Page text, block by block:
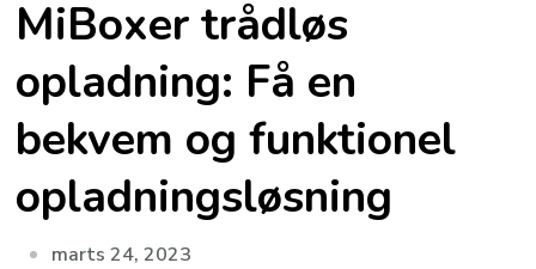
MiBoxer trådløs
opladning: Få en
bekvem og funktionel
opladningsløsning
marts 24, 2023